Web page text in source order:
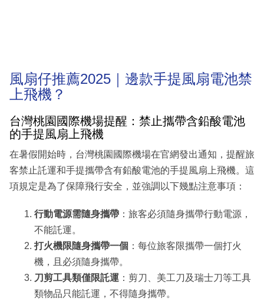
風扇仔推薦2025｜邊款手提風扇電池禁
上飛機？
台灣桃園國際機場提醒：禁止攜帶含鉛酸電池
的手提風扇上飛機
在暑假開始時，台灣桃園國際機場在官網發出通知，提醒旅
客禁止託運和手提攜帶含有鉛酸電池的手提風扇上飛機。這
項規定是為了保障飛行安全，並強調以下幾點注意事項：
行動電源需隨身攜帶 ：旅客必須隨身攜帶行動電源，
不能託運。
打火機限隨身攜帶一個 ：每位旅客限攜帶一個打火
機，且必須隨身攜帶。
刀剪工具類僅限託運 ：剪刀、美工刀及瑞士刀等工具
類物品只能託運，不得隨身攜帶。